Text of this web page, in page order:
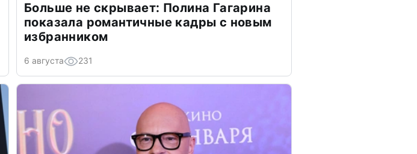
Больше не скрывает: Полина Гагарина
показала романтичные кадры с новым
избранником
6 августа 231